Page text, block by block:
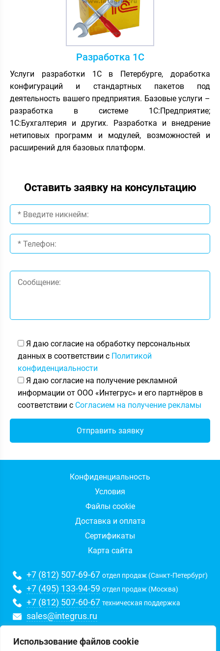
Использование файлов cookie
Разработка 1С
Услуги разработки 1С в Петербурге, доработка
конфигураций и стандартных пакетов под
деятельность вашего предприятия. Базовые услуги –
разработка в системе 1С:Предприятие;
1С:Бухгалтерия и других. Разработка и внедрение
нетиповых программ и модулей, возможностей и
расширений для базовых платформ.
Оставить заявку на консультацию
Я даю согласие на обработку персональных
данных в соответствии с Политикой
конфиденциальности
Я даю согласие на получение рекламной
информации от ООО «Интегрус» и его партнёров в
соответствии с Согласием на получение рекламы
Конфиденциальность
Условия
Файлы cookie
Доставка и оплата
Сертификаты
Карта сайта
+7 (812) 507-69-67 отдел продаж (Санкт-Петербург)
+7 (495) 133-94-59 отдел продаж (Москва)
+7 (812) 507-60-67 техническая поддержка
sales@integrus.ru